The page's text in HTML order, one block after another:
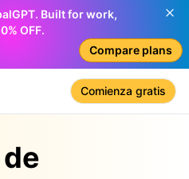
Built for work,
OFF.
Compare plans
Comienza gratis